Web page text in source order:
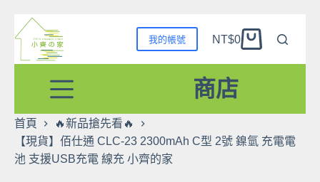
至
主
容
我的帳號
購
物
車
NT$0
商店
首頁
🔥新品搶先看🔥
【現貨】佰仕通 CLC-23 2300mAh C型 2號 鎳氫 充電電
池 支援USB充電 線充 小齊的家